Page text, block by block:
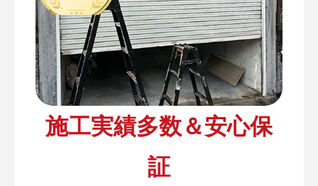
施工実績多数＆安心保
証